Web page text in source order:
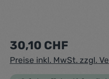
Regulärer Preis:
30,10 CHF
Preise inkl. MwSt. zzgl.